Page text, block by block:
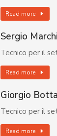
Read more
Sergio
Tecnico per il
Read more
Giorgio Botta
Tecnico per il
Read more